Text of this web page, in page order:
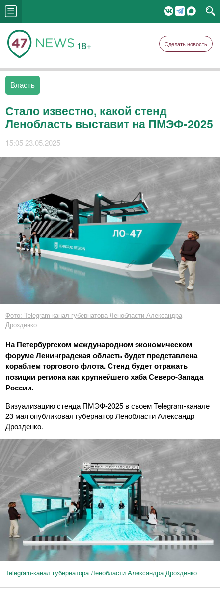
18+ Сделать новость
Власть
Стало известно, какой стенд
Ленобласть выставит на ПМЭФ-2025
15:05 23.05.2025
Фото: Telegram-канал губернатора Ленобласти Александра
Дрозденко
На Петербургском международном экономическом
форуме Ленинградская область будет представлена
кораблем торгового флота. Стенд будет отражать
позиции региона как крупнейшего хаба Северо-Запада
России.
Визуализацию стенда ПМЭФ-2025 в своем Telegram-канале
23 мая опубликовал губернатор Ленобласти Александр
Дрозденко.
Telegram-канал губернатора Ленобласти Александра Дрозденко